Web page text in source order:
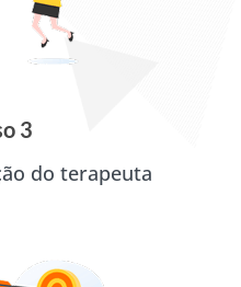
3
do terapeuta